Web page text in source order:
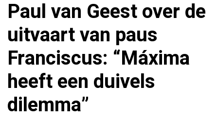
Paul van Geest over de
uitvaart van paus
Franciscus: “Máxima
heeft een duivels
dilemma”